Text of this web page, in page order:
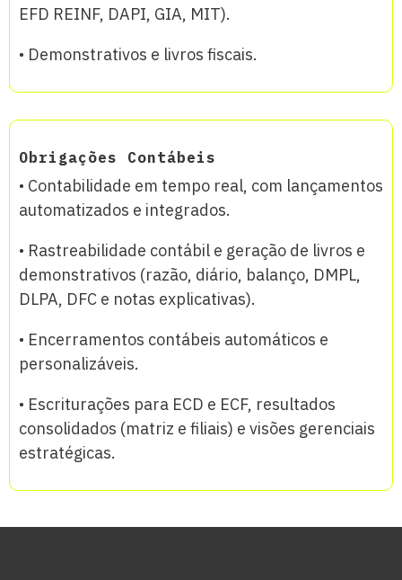
EFD REINF, DAPI, GIA, MIT).
• Demonstrativos e livros fiscais.
Obrigações Contábeis
• Contabilidade em tempo real, com lançamentos
automatizados e integrados.
• Rastreabilidade contábil e geração de livros e
demonstrativos (razão, diário, balanço, DMPL,
DLPA, DFC e notas explicativas).
• Encerramentos contábeis automáticos e
personalizáveis.
• Escriturações para ECD e ECF, resultados
consolidados (matriz e filiais) e visões gerenciais
estratégicas.